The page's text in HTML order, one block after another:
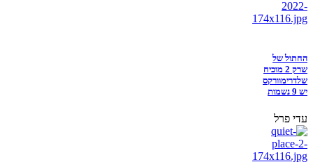
החתול של
שרק 2 מוכיח
שלדרימוורקס
יש 9 נשמות
עדי פרל